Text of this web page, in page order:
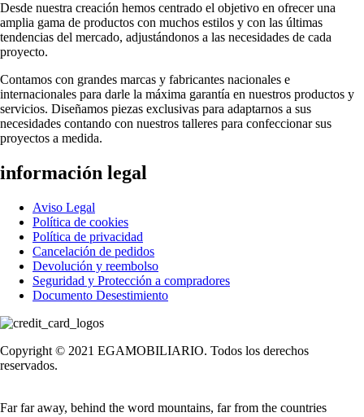
Desde nuestra creación hemos centrado el objetivo en ofrecer una
amplia gama de productos con muchos estilos y con las últimas
tendencias del mercado, adjustándonos a las necesidades de cada
proyecto.
Contamos con grandes marcas y fabricantes nacionales e
internacionales para darle la máxima garantía en nuestros productos y
servicios. Diseñamos piezas exclusivas para adaptarnos a sus
necesidades contando con nuestros talleres para confeccionar sus
proyectos a medida.
información legal
Aviso Legal
Política de cookies
Política de privacidad
Cancelación de pedidos
Devolución y reembolso
Seguridad y Protección a compradores
Documento Desestimiento
Copyright © 2021 EGAMOBILIARIO. Todos los derechos
reservados.
Far far away, behind the word mountains, far from the countries